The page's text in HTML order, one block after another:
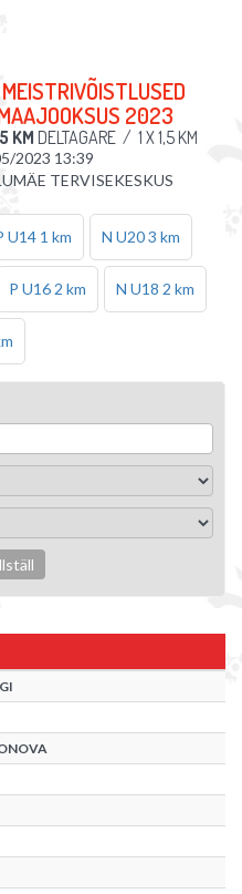
2023
KM DELTAGARE / 1 X 1,5 KM
2023 13:39
TERVISEKESKUS
U14 1 km N U20 3 km
P U16 2 km N U18 2 km